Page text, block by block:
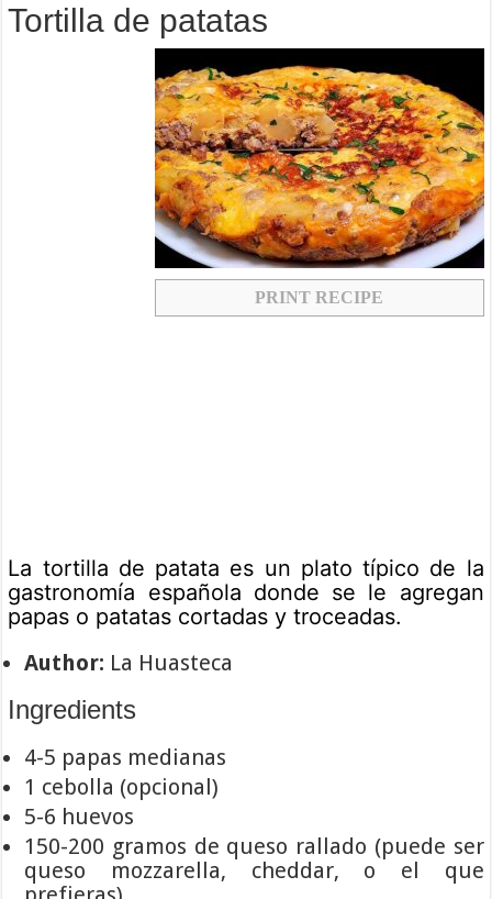
Tortilla de patatas
PRINT RECIPE
La tortilla de patata es un plato típico de la
gastronomía española donde se le agregan
papas o patatas cortadas y troceadas.
Author: La Huasteca
Ingredients
4-5 papas medianas
1 cebolla (opcional)
5-6 huevos
150-200 gramos de queso rallado (puede ser
queso mozzarella, cheddar, o el que